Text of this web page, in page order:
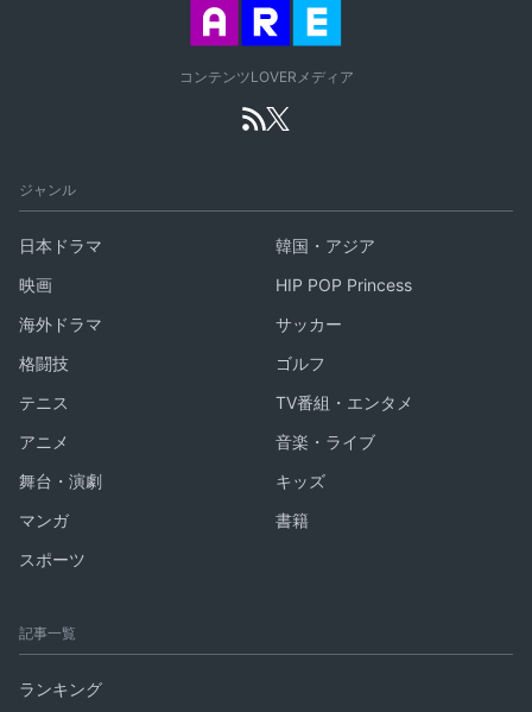
コンテンツLOVERメディア
ジャンル
日本ドラマ
韓国・アジア
映画
HIP POP Princess
海外ドラマ
サッカー
格闘技
ゴルフ
テニス
TV番組・エンタメ
アニメ
音楽・ライブ
舞台・演劇
キッズ
マンガ
書籍
スポーツ
記事一覧
ランキング